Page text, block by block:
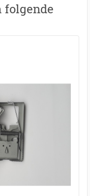
folgende